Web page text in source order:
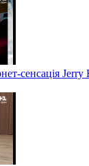
сенсація Jerry